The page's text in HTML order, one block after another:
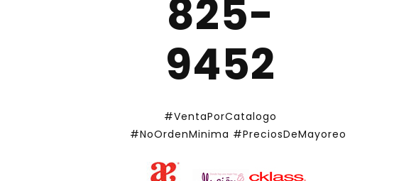
825-
9452
#VentaPorCatalogo
#NoOrdenMinima #PreciosDeMayoreo